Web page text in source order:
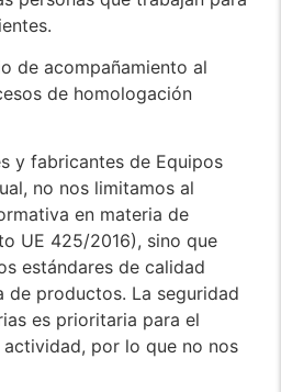
de acompañamiento al
de homologación
y fabricantes de Equipos
no nos limitamos al
en materia de
UE 425/2016), sino que
estándares de calidad
de productos. La seguridad
es prioritaria para el
por lo que no nos